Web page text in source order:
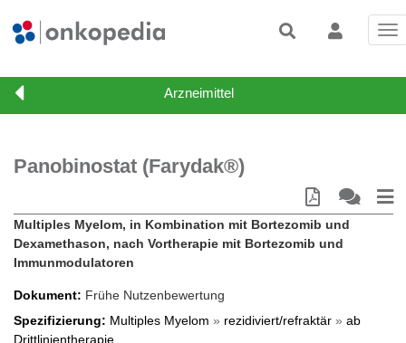
Panobinostat (Farydak®)
Multiples Myelom, in Kombination mit Bortezomib und
Dexamethason, nach Vortherapie mit Bortezomib und
Immunmodulatoren
Dokument
Frühe Nutzenbewertung
Spezifizierung
Multiples Myelom » rezidiviert/refraktär » ab
Drittlinientherapie